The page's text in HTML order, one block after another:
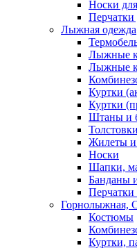
Носки
Перчатки
Лыжная одежда
Лыжные
Лыжные
Куртки
Куртки
Штаны и
Жилеты и
Носки
Шапки,
Банданы
Перчатки
Горнолыжная,
Костюмы
Куртки,